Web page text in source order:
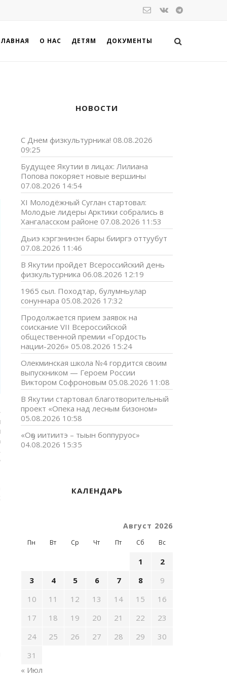
О НАС ДЕТЯМ ДОКУМЕНТЫ
НОВОСТИ
С Днем физкультурника! 08.08.2026
09:25
Будущее Якутии в лицах: Лилиана
Попова покоряет новые вершины
07.08.2026 14:54
XI Молодёжный Суглан стартовал:
Молодые лидеры Арктики собрались в
Хангаласском районе 07.08.2026 11:53
Дьиэ кэргэнинэн бары бииргэ оттуубут
07.08.2026 11:46
В Якутии пройдет Всероссийский день
физкультурника 06.08.2026 12:19
1965 сыл. Походтар, булумньулар
сонуннара 05.08.2026 17:32
Продолжается прием заявок на
соискание VII Всероссийской
общественной премии «Гордость
нации-2026» 05.08.2026 15:24
Олекминская школа №4 гордится своим
выпускником — Героем России
Виктором Софроновым 05.08.2026 11:08
В Якутии стартовал благотворительный
проект «Опека над лесным бизоном»
05.08.2026 10:58
«Оҕо иитиитэ – тыын боппуруос»
04.08.2026 15:35
КАЛЕНДАРЬ
Август 2026
Пн Вт Ср Чт Пт Сб Вс
1
2
3
4 5 6 7 8
9
10
11 12 13 14 15
16
17
18 19 20 21 22
23
24
25 26 27 28 29
30
31
« Июл